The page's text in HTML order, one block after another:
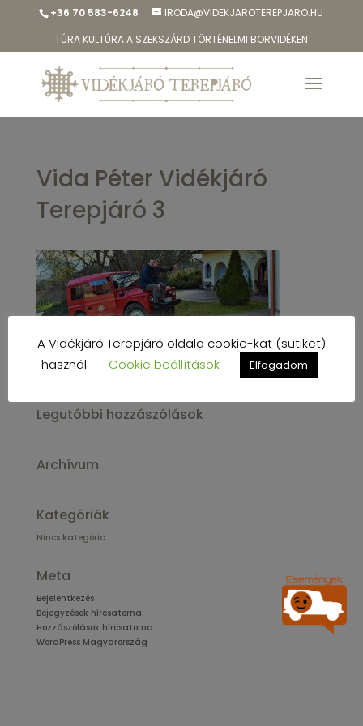
+36 70 583-6248
IRODA@VIDEKJAROTEREPJARO.HU
TÚRA KULTÚRA A SZEKSZÁRD TÖRTÉNELMI BORVIDÉKEN
Vida Péter Vidékjáró
Terepjáró 3
Legutóbbi hozzászólások
Archívum
Kategóriák
Nincs kategória
Meta
Bejelentkezés
Bejegyzések hírcsatorna
Hozzászólások hírcsatorna
WordPress Magyarország
A Vidékjáró Terepjáró oldala cookie-kat (sütiket)
használ.
Cookie beállítások Elfogadom